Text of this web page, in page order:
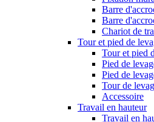
Barre
Barre
Chariot de
Tour et pied de
Tour et pied
Pied de
Pied de
Tour de
Accessoire
Travail en hauteur
Travail en